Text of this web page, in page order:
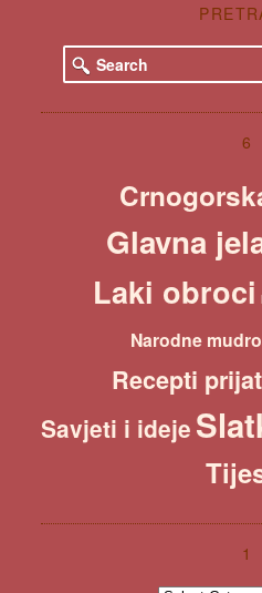
e
r
6
Glavna
Laki obroci
Narodne
Recepti
Savjeti i ideje
1